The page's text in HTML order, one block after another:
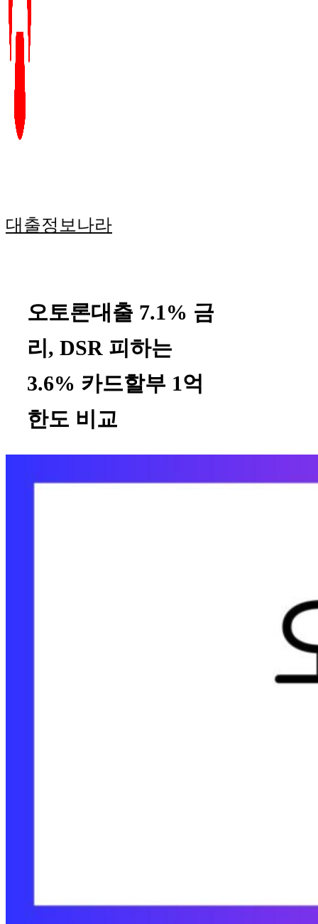
대출정보나라
오토론대출 7.1% 금
리, DSR 피하는
3.6% 카드할부 1억
한도 비교